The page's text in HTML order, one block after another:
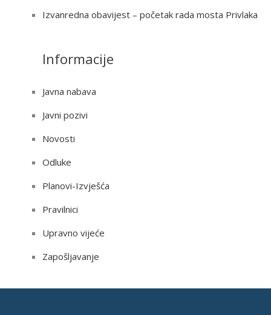
Izvanredna obavijest – početak rada mosta Privlaka
Informacije
Javna nabava
Javni pozivi
Novosti
Odluke
Planovi-Izvješća
Pravilnici
Upravno vijeće
Zapošljavanje